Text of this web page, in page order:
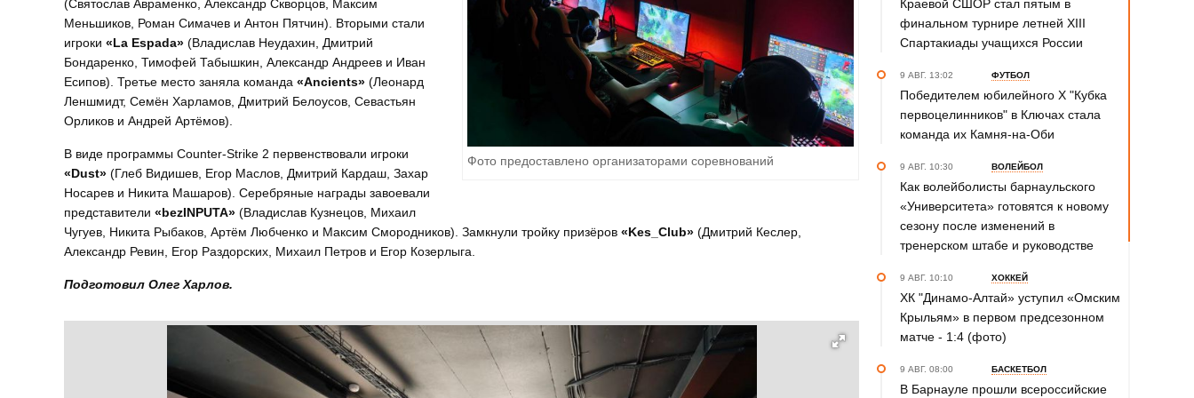
Фото предоставлено организаторами соревнований
(Святослав Авраменко, Александр Скворцов, Максим
Меньшиков, Роман Симачев и Антон Пятчин). Вторыми стали
игроки «La Espada» (Владислав Неудахин, Дмитрий
Бондаренко, Тимофей Табышкин, Александр Андреев и Иван
Есипов). Третье место заняла команда «Ancients» (Леонард
Леншмидт, Семён Харламов, Дмитрий Белоусов, Севастьян
Орликов и Андрей Артёмов).
В виде программы Counter-Strike 2 первенствовали игроки
«Dust» (Глеб Видишев, Егор Маслов, Дмитрий Кардаш, Захар
Носарев и Никита Машаров). Серебряные награды завоевали
представители «bezINPUTA» (Владислав Кузнецов, Михаил
Чугуев, Никита Рыбаков, Артём Любченко и Максим Смородников). Замкнули тройку призёров «Kes_Club» (Дмитрий Кеслер,
Александр Ревин, Егор Раздорских, Михаил Петров и Егор Козерлыга.
Подготовил Олег Харлов.
Краевой СШОР стал пятым в
финальном турнире летней XIII
Спартакиады учащихся России
9 АВГ. 13:02 ФУТБОЛ
Победителем юбилейного Х "Кубка
первоцелинников" в Ключах стала
команда их Камня-на-Оби
9 АВГ. 10:30 ВОЛЕЙБОЛ
Как волейболисты барнаульского
«Университета» готовятся к новому
сезону после изменений в
тренерском штабе и руководстве
9 АВГ. 10:10 ХОККЕЙ
ХК "Динамо-Алтай» уступил «Омским
Крыльям» в первом предсезонном
матче - 1:4 (фото)
9 АВГ. 08:00 БАСКЕТБОЛ
В Барнауле прошли всероссийские